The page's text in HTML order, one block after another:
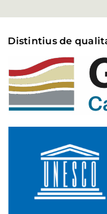
Distintius de